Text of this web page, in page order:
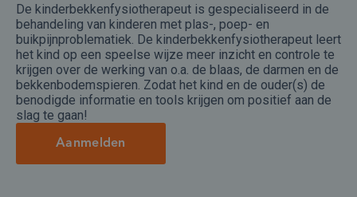
De kinderbekkenfysiotherapeut is gespecialiseerd in de
behandeling van kinderen met plas-, poep- en
buikpijnproblematiek. De kinderbekkenfysiotherapeut leert
het kind op een speelse wijze meer inzicht en controle te
krijgen over de werking van o.a. de blaas, de darmen en de
bekkenbodemspieren. Zodat het kind en de ouder(s) de
benodigde informatie en tools krijgen om positief aan de
slag te gaan!
Aanmelden